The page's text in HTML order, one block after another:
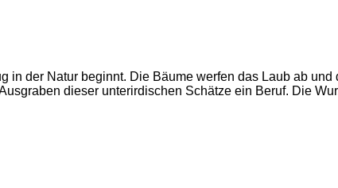
in der Natur beginnt. Die Bäume werfen das Laub ab
dieser unterirdischen Schätze ein Beruf. Die